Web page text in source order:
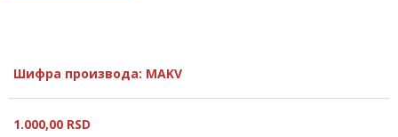
Шифра производа: MAKV
1.000,00 RSD